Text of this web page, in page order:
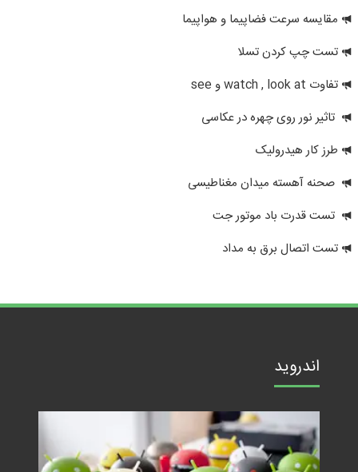
مقایسه سرعت فضاپیما و هواپیما
تست چپ کردن تسلا
تفاوت watch , look at و see
تاثیر نور روی چهره در عکاسی
طرز کار هیدرولیک
صحنه آهسته میدان مغناطیسی
تست قدرت باد موتور جت
تست اتصال برق به مداد
اندروید